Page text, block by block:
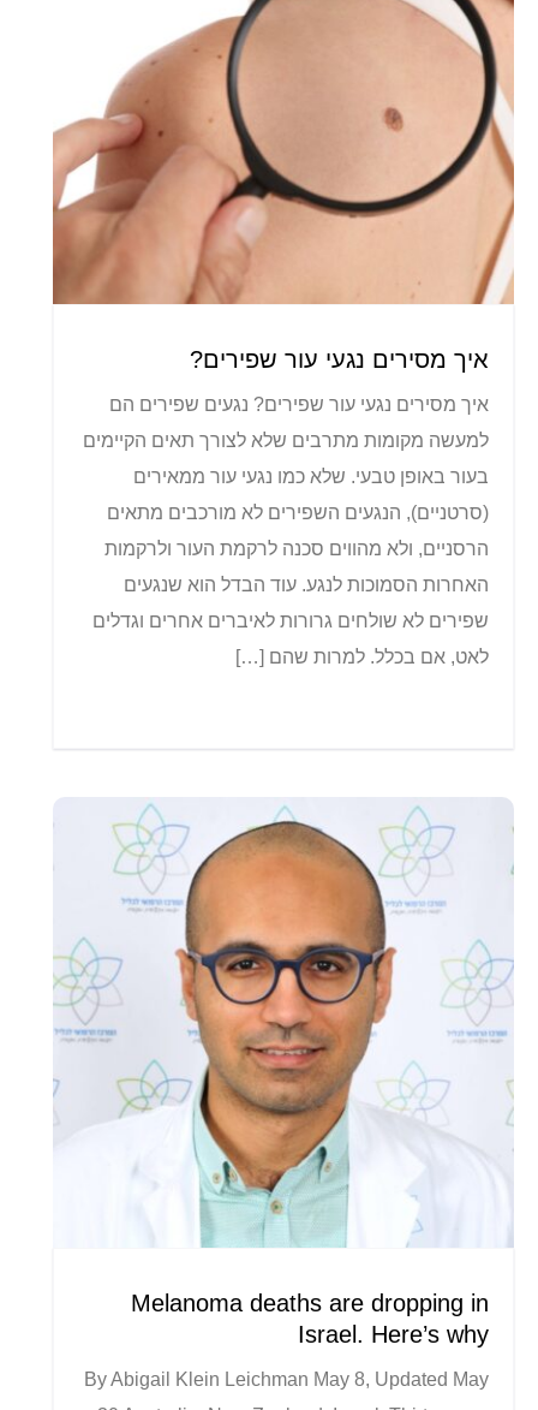
איך מסירים נגעי עור שפירים?
איך מסירים נגעי עור שפירים? נגעים שפירים הם
למעשה מקומות מתרבים שלא לצורך תאים הקיימים
בעור באופן טבעי. שלא כמו נגעי עור ממאירים
(סרטניים), הנגעים השפירים לא מורכבים מתאים
הרסניים, ולא מהווים סכנה לרקמת העור ולרקמות
האחרות הסמוכות לנגע. עוד הבדל הוא שנגעים
שפירים לא שולחים גרורות לאיברים אחרים וגדלים
לאט, אם בכלל. למרות שהם […]
Melanoma deaths are dropping in
Israel. Here’s why
By Abigail Klein Leichman May 8, Updated May